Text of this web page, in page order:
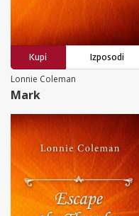
Kupi
Izposodi
Lonnie Coleman
Mark